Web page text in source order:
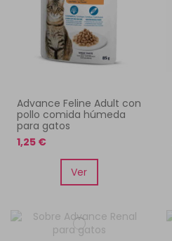
Advance Feline Adult con
pollo comida húmeda
para gatos
1,25 €
Ver